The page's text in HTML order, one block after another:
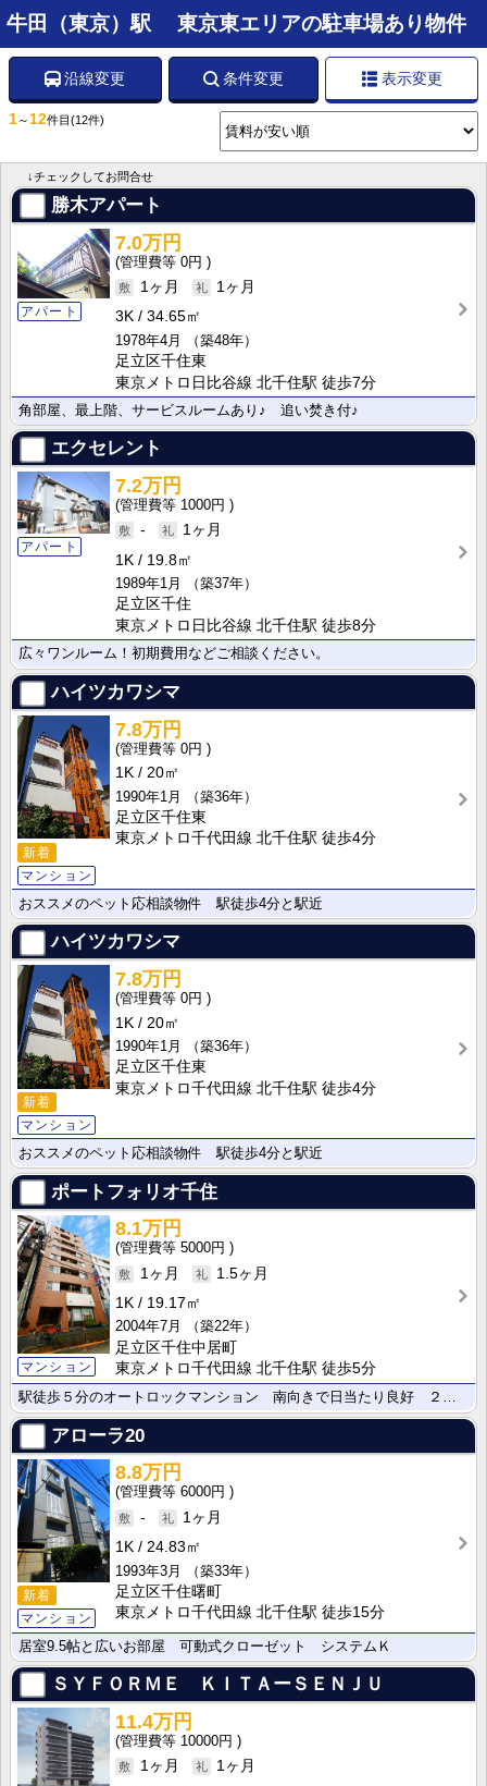
牛田（東京）駅 東京東エリアの駐車場あり物件
沿線変更 条件変更 表示変更
1～12件目 (12件)
↓チェックしてお問合せ
勝木アパート
アパート
7.0万円
0円
1ヶ月
1ヶ月
3K
34.65㎡
1978年4月
（築48年）
足立区千住東
東京メトロ日比谷線 北千住駅 徒歩7分
角部屋、最上階、サービスルームあり♪ 追い焚き付♪
エクセレント
アパート
7.2万円
1000円
-
1ヶ月
1K
19.8㎡
1989年1月
（築37年）
足立区千住
東京メトロ日比谷線 北千住駅 徒歩8分
広々ワンルーム！初期費用などご相談ください。
ハイツカワシマ
新着
マンション
7.8万円
0円
1K
20㎡
1990年1月
（築36年）
足立区千住東
東京メトロ千代田線 北千住駅 徒歩4分
おススメのペット応相談物件 駅徒歩4分と駅近
ハイツカワシマ
新着
マンション
7.8万円
0円
1K
20㎡
1990年1月
（築36年）
足立区千住東
東京メトロ千代田線 北千住駅 徒歩4分
おススメのペット応相談物件 駅徒歩4分と駅近
ポートフォリオ千住
マンション
8.1万円
5000円
1ヶ月
1.5ヶ月
1K
19.17㎡
2004年7月
（築22年）
足立区千住中居町
東京メトロ千代田線 北千住駅 徒歩5分
アローラ20
新着
マンション
8.8万円
6000円
-
1ヶ月
1K
24.83㎡
1993年3月
（築33年）
足立区千住曙町
東京メトロ千代田線 北千住駅 徒歩15分
居室9.5帖と広いお部屋 可動式クローゼット システムＫ
ＳＹＦＯＲＭＥ ＫＩＴＡーＳＥＮＪＵ
11.4万円
10000円
1ヶ月
1ヶ月